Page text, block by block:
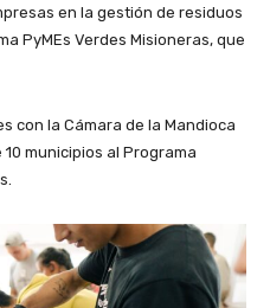
en la gestión de residuos
PyMEs Verdes Misioneras, que
con la Cámara de la Mandioca
municipios al Programa